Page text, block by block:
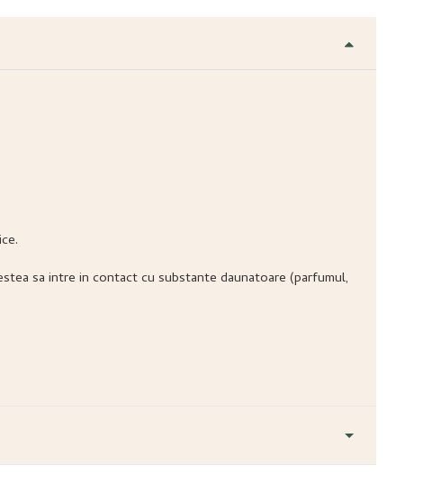
sa intre in contact cu substante daunatoare (parfumul,